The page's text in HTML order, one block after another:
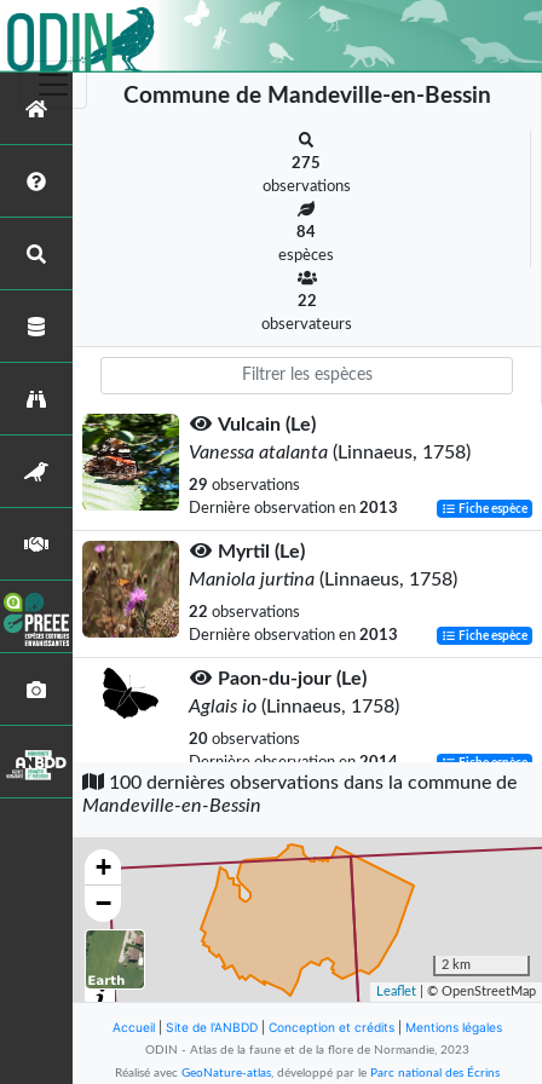
Commune de Mandeville-en-Bessin
275
observations
84
espèces
22
observateurs
Vulcain (Le)
Vanessa atalanta (Linnaeus, 1758)
29 observations
Dernière observation en 2013 Fiche espèce
Myrtil (Le)
Maniola jurtina (Linnaeus, 1758)
22 observations
Dernière observation en 2013 Fiche espèce
Paon-du-jour (Le)
Aglais io (Linnaeus, 1758)
20 observations
Dernière observation en 2014 Fiche espèce
Tircis (Le)
Pararge aegeria(Linnaeus, 1758)
14observations
Dernière observation en
Polygonia c-album
(Linnaeus, 1758)
observations
Vanesse des Chardons (La)
100 dernières observations dans la commune de
Mandeville-en-Bessin
+
−
2 km
Leaflet | © OpenStreetMap
Accueil Site de l'ANBDD Conception et crédits Mentions légales
ODIN - Atlas de la faune et de la flore de Normandie, 2023
Réalisé avec GeoNature-atlas, développé par le Parc national des Écrins